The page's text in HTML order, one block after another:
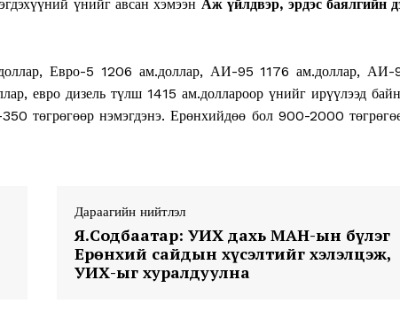
үнийг авсан хэмээн Аж үйлдвэр, эрдэс баялгийн
Евро-5 1206 ам.доллар, АИ-95 1176 ам.доллар, АИ-
евро дизель түлш 1415 ам.доллароор үнийг ирүүлээд
төгрөгөөр нэмэгдэнэ. Ерөнхийдөө бол 900-2000
Дараагийн нийтлэл
Я.Содбаатар: УИХ дахь МАН-ын бүлэг
Ерөнхий сайдын хүсэлтийг хэлэлцэж,
УИХ-ыг хуралдуулна